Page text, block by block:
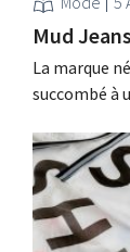
Mud
La marque
succombé à
l'histoire ne